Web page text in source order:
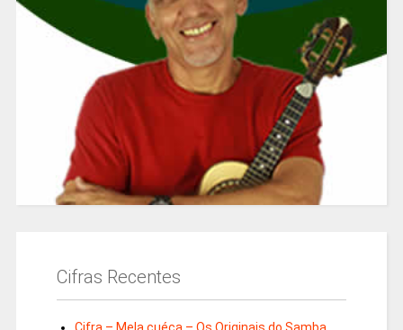
Cifras Recentes